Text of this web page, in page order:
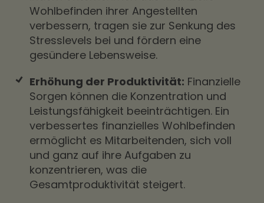
Wohlbefinden ihrer Angestellten
verbessern, tragen sie zur Senkung des
Stresslevels bei und fördern eine
gesündere Lebensweise.
Erhöhung der Produktivität: Finanzielle
Sorgen können die Konzentration und
Leistungsfähigkeit beeinträchtigen. Ein
verbessertes finanzielles Wohlbefinden
ermöglicht es Mitarbeitenden, sich voll
und ganz auf ihre Aufgaben zu
konzentrieren, was die
Gesamtproduktivität steigert.